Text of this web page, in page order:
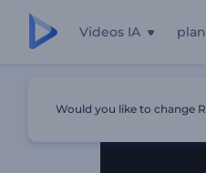
Videos IA
Would you like to change